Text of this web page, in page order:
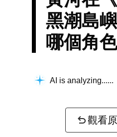
黑潮島
哪個角
AI is analyzing...
觀看